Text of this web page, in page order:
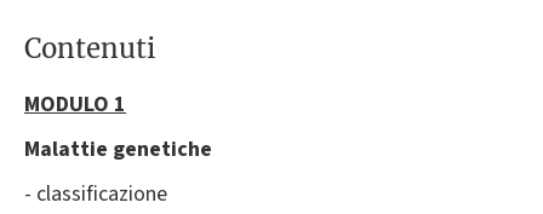
Contenuti
MODULO 1
Malattie genetiche
- classificazione